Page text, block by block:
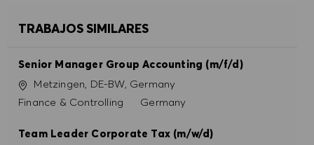
TRABAJOS SIMILARES
Senior Manager Group Accounting (m/f/d)
Ubicación
Metzingen, DE-BW, Germany
Categoría
Finance & Controlling Germany
Team Leader Corporate Tax (m/w/d)